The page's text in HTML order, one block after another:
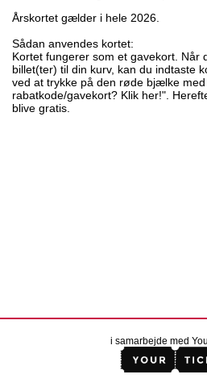
Årskortet gælder i hele 2026.
Sådan anvendes kortet:
Kortet fungerer som et gavekort. Når
billet(ter) til din kurv, kan du indtaste
ved at trykke på den røde bjælke
rabatkode/gavekort? Klik her!".
blive gratis.
i samarbejde med